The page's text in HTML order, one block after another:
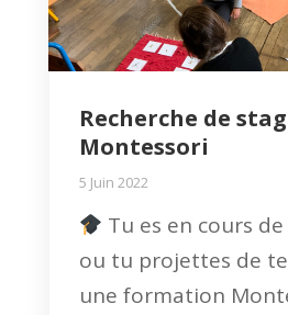
Recherche de
Montessori
5 Juin 2022
Tu es en cours
ou tu projettes de
une formation